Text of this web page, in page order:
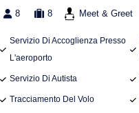
8 8 Meet & Greet
Servizio Di Accoglienza Presso
L'aeroporto
Servizio Di Autista
Tracciamento Del Volo